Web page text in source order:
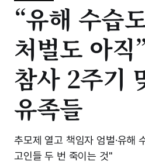
“유해 수습
처벌도 아직
참사 2주기
유족들
추모제 열고 책임자 엄벌·유해
고인들 두 번 죽이는 것"